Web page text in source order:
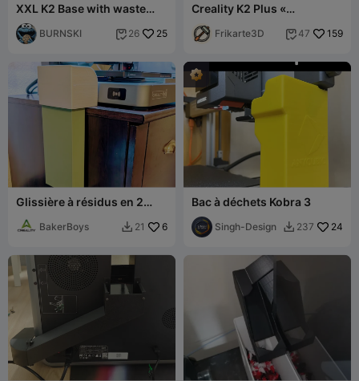
XXL K2 Base with waste
drawer / tool drawer /
waste chute !
BURNSKI  26 25
Creality K2 Plus «
Line » Édition Super Mario
Frikarte3D  47 159
Glissière à résidus en 2
Glissière - Complet
BakerBoys  21 6
Bac à déchets Kobra 3
Singh-Design  237 24